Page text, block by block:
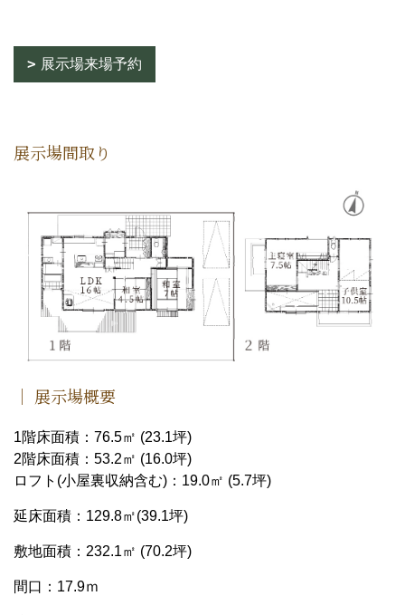
展示場来場予約
展示場間取り
｜ 展示場概要
1階床面積：76.5㎡ (23.1坪)
2階床面積：53.2㎡ (16.0坪)
ロフト(小屋裏収納含む)：19.0㎡ (5.7坪)
延床面積：129.8㎡(39.1坪)
敷地面積：232.1㎡ (70.2坪)
間口：17.9ｍ